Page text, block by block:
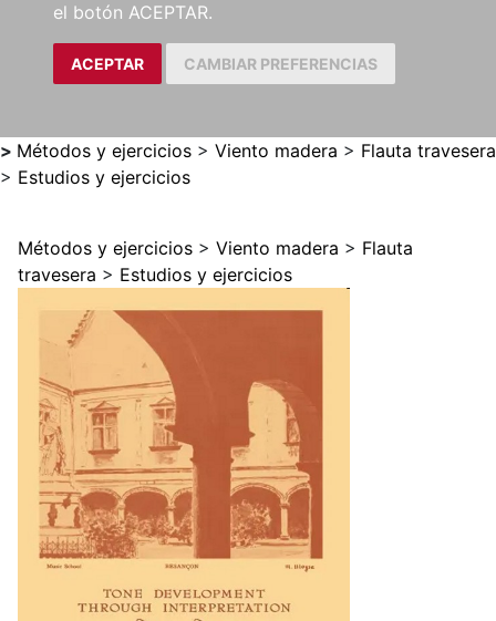
el botón ACEPTAR.
ACEPTAR CAMBIAR PREFERENCIAS
> Métodos y ejercicios > Viento madera > Flauta travesera
> Estudios y ejercicios
Métodos y ejercicios > Viento madera > Flauta
travesera > Estudios y ejercicios